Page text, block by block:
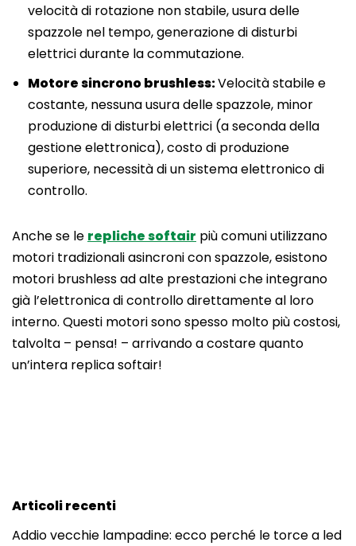
velocità di rotazione non stabile, usura delle
spazzole nel tempo, generazione di disturbi
elettrici durante la commutazione.
Motore sincrono brushless:Velocità stabile e
costante, nessuna usura delle spazzole, minor
produzione di disturbi elettrici (a seconda della
gestione elettronica), costo di produzione
superiore, necessità di un sistema elettronico di
controllo.
Anche se le repliche softair più comuni utilizzano
motori tradizionali asincroni con spazzole, esistono
motori brushless ad alte prestazioni che integrano
già l’elettronica di controllo direttamente al loro
interno. Questi motori sono spesso molto più costosi,
talvolta – pensa! – arrivando a costare quanto
un’intera replica softair!
Articoli recenti
Addio vecchie lampadine: ecco perché le torce a led